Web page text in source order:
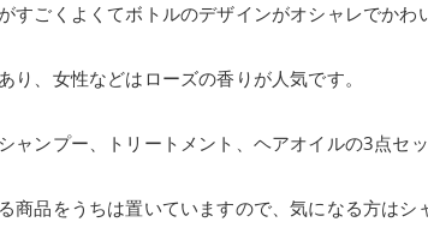
すごくよくてボトルのデザインがオシャレでかわ
、女性などはローズの香りが人気です。
ャンプー、トリートメント、ヘアオイルの3点セ
商品をうちは置いていますので、気になる方はシ